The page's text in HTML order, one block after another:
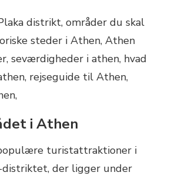
i Athen
turistattraktioner i
der ligger under